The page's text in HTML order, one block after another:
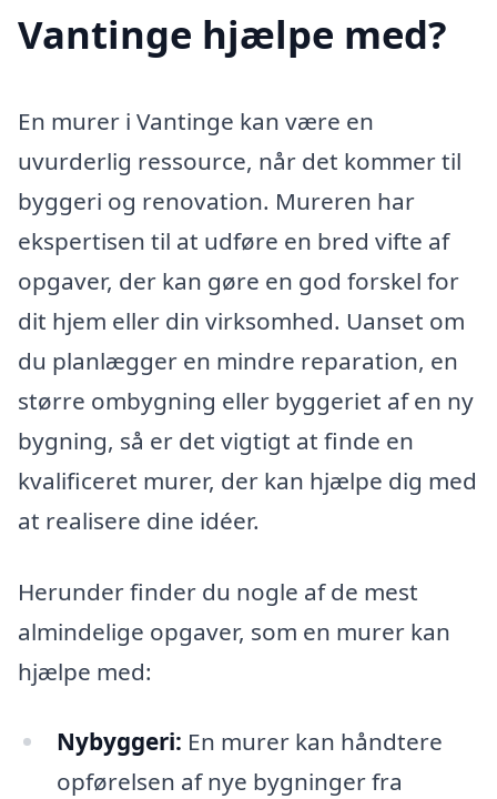
Vantinge hjælpe med?
En murer i Vantinge kan være en
uvurderlig ressource, når det kommer til
byggeri og renovation. Mureren har
ekspertisen til at udføre en bred vifte af
opgaver, der kan gøre en god forskel for
dit hjem eller din virksomhed. Uanset om
du planlægger en mindre reparation, en
større ombygning eller byggeriet af en ny
bygning, så er det vigtigt at finde en
kvalificeret murer, der kan hjælpe dig med
at realisere dine idéer.
Herunder finder du nogle af de mest
almindelige opgaver, som en murer kan
hjælpe med:
Nybyggeri: En murer kan håndtere
opførelsen af nye bygninger fra